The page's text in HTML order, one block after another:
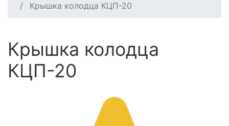
Крышка колодца КЦП-20
Крышка колодца
КЦП-20